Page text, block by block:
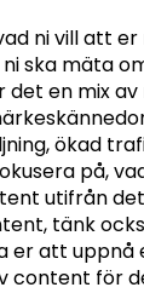
ni vill att
ska mäta
det en mix
ökad
på,
utifrån
tänk
er att uppnå
content för